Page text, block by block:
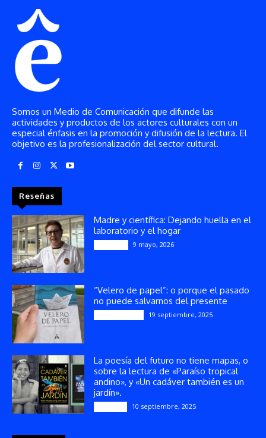
Somos un Medio de Comunicación que difunde las
actividades y productos de los actores culturales con un
especial énfasis en la promoción y difusión de la lectura. El
objetivo es la profesionalización del sector cultural.
Reseñas
Madre y científica: Dejando huella en el
laboratorio y el hogar
9 mayo, 2026
“Velero de papel”: o porque el pasado
no puede salvarnos del presente
19 septiembre, 2025
La poesía del futuro no tiene mapas, o
sobre la lectura de «Paraíso tropical
andino», y «Un cadáver también es un
jardín».
10 septiembre, 2025